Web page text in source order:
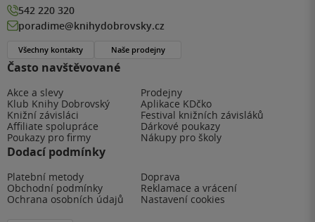
Často navštěvované
Akce a slevy
Prodejny
Klub Knihy Dobrovský
Aplikace KDčko
Knižní závisláci
Festival knižních závisláků
Affiliate spolupráce
Dárkové poukazy
Poukazy pro firmy
Nákupy pro školy
Dodací podmínky
Platební metody
Doprava
Obchodní podmínky
Reklamace a vrácení
Ochrana osobních údajů
Nastavení cookies
542 220 320
poradime@knihydobrovsky.cz
Všechny kontakty Naše prodejny